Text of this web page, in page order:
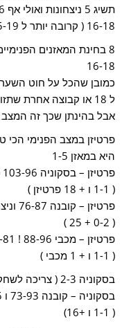
תשיג 5 ניצחונות ואולי אף 6
16-18 ( קרובה יותר ל 15-19 מאשר 17-17)
8 בחינת המאזנים
16-18
כמובן שהכל על חוט
ל 18 או קבוצה אחרת שתזוז ל 19
אבל בהינתן שכך זה המצב
פרטיזן במצב הפנימי הכי
היא במאזן 1-5
פרטיזן – בסקוניה 103-96 (הארכה) ו 65-83
( 1-1 ו + 18 פרטיזן )
פרטיזן – קובנה 76-87 וניצחון 74-88 (ח)
( 0-2 + 25 )
פרטיזן – מכבי 88-96 ! 90-81
( 1-1 ו + 1 מכבי )
בסקוניה 2-3 ( צריכה לשחק בתל אביב )
בסקוניה – קובנה 73-93 ו 79-75
( 1-1 ו +16)